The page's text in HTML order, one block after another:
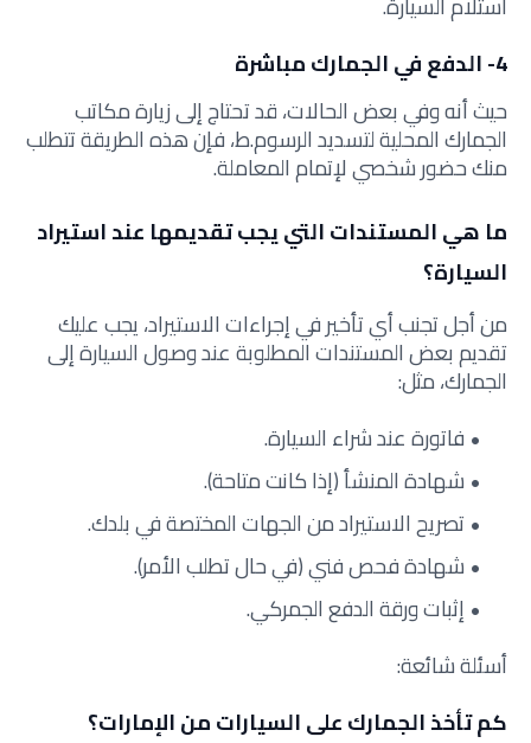
4- الدفع في الجمارك مباشرة
حيث أنه وفي بعض الحالات، قد تحتاج إلى زيارة مكاتب
الجمارك المحلية لتسديد الرسوم.ط، فإن هذه الطريقة تتطلب
منك حضور شخصي لإتمام المعاملة.
ما هي المستندات التي يجب تقديمها عند استيراد
السيارة؟
من أجل تجنب أي تأخير في إجراءات الاستيراد، يجب عليك
تقديم بعض المستندات المطلوبة عند وصول السيارة إلى
الجمارك، مثل:
فاتورة عند شراء السيارة.
شهادة المنشأ (إذا كانت متاحة).
تصريح الاستيراد من الجهات المختصة في بلدك.
شهادة فحص فني (في حال تطلب الأمر).
إثبات ورقة الدفع الجمركي.
أسئلة شائعة:
كم تأخذ الجمارك على السيارات من الإمارات؟